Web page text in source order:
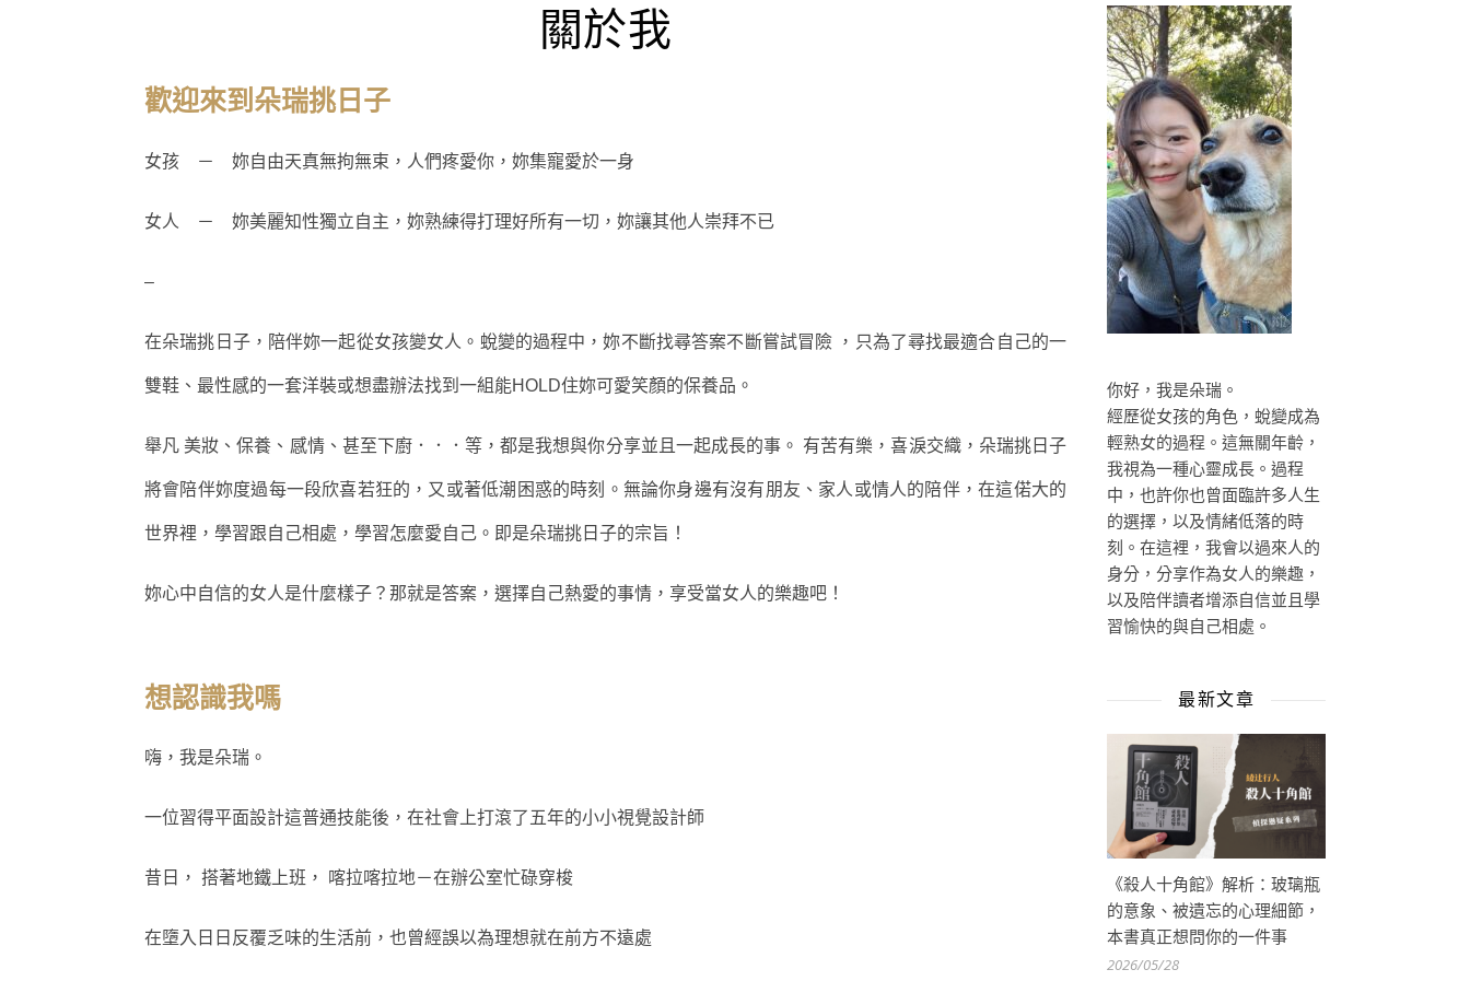
關於我
歡迎來到朵瑞挑日子
女孩 － 妳自由天真無拘無束，人們疼愛你，妳集寵愛於一身
女人 － 妳美麗知性獨立自主，妳熟練得打理好所有一切，妳讓其他人崇拜不已
–
在朵瑞挑日子，陪伴妳一起從女孩變女人。蛻變的過程中，妳不斷找尋答案不斷嘗試冒險 ，只為了尋找最適合自己的一
雙鞋、最性感的一套洋裝或想盡辦法找到一組能HOLD住妳可愛笑顏的保養品。
舉凡 美妝、保養、感情、甚至下廚．．．等，都是我想與你分享並且一起成長的事。 有苦有樂，喜淚交織，朵瑞挑日子
將會陪伴妳度過每一段欣喜若狂的，又或著低潮困惑的時刻。無論你身邊有沒有朋友、家人或情人的陪伴，在這偌大的
世界裡，學習跟自己相處，學習怎麼愛自己。即是朵瑞挑日子的宗旨！
妳心中自信的女人是什麼樣子？那就是答案，選擇自己熱愛的事情，享受當女人的樂趣吧！
想認識我嗎
嗨，我是朵瑞。
一位習得平面設計這普通技能後，在社會上打滾了五年的小小視覺設計師
昔日， 搭著地鐵上班， 喀拉喀拉地－在辦公室忙碌穿梭
在墮入日日反覆乏味的生活前，也曾經誤以為理想就在前方不遠處
你好，我是朵瑞。
經歷從女孩的角色，蛻變成為
輕熟女的過程。這無關年齡，
我視為一種心靈成長。過程
中，也許你也曾面臨許多人生
的選擇，以及情緒低落的時
刻。在這裡，我會以過來人的
身分，分享作為女人的樂趣，
以及陪伴讀者增添自信並且學
習愉快的與自己相處。
最新文章
《殺人十角館》解析：玻璃瓶
的意象、被遺忘的心理細節，
本書真正想問你的一件事
2026/05/28